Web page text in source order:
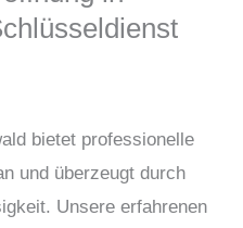
bietet professionelle
und überzeugt durch
Unsere erfahrenen